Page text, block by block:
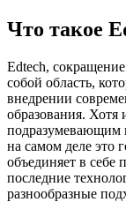
Что такое
Edtech,
собой область,
внедрении
образования. Хотя
подразумевающим
на самом деле это
объединяет в себе
последние
разнообразные